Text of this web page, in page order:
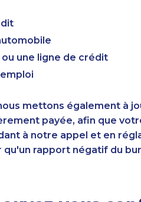
une ligne de crédit
mettons également à
payée, afin que
à notre appel et en
qu'un rapport négatif du